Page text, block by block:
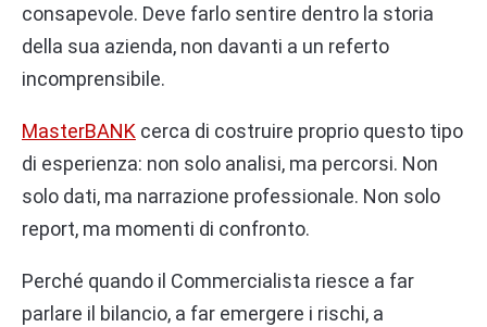
consapevole. Deve farlo sentire dentro la storia
della sua azienda, non davanti a un referto
incomprensibile.
MasterBANK cerca di costruire proprio questo tipo
di esperienza: non solo analisi, ma percorsi. Non
solo dati, ma narrazione professionale. Non solo
report, ma momenti di confronto.
Perché quando il Commercialista riesce a far
parlare il bilancio, a far emergere i rischi, a